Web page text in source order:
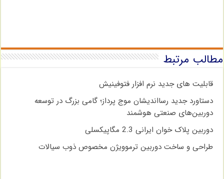
مطالب مرتبط
قابلیت های جدید نرم افزار فتوفینیش
دستاورد جدید رسااندیشان موج پرداز؛ گامی بزرگ در توسعه
دوربین‌های صنعتی هوشمند
دوربین پلاک خوان ایرانی 2.3 مگاپیکسلی
طراحی و ساخت دوربین ترموویژن مخصوص ذوب سیالات